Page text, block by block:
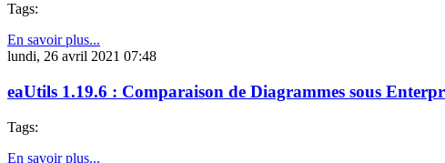
Tags:
En savoir plus...
lundi, 26 avril 2021 07:48
eaUtils 1.19.6 : Comparaison de Diagrammes sous
Tags:
En savoir plus...